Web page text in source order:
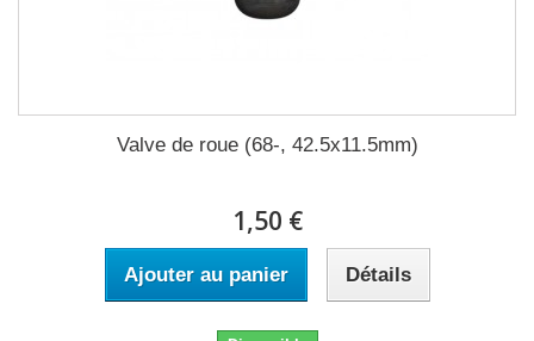
Valve de roue (68-, 42.5x11.5mm)
1,50 €
Ajouter au panier Détails